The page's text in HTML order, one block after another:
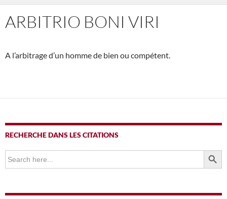
ARBITRIO BONI VIRI
A l’arbitrage d’un homme de bien ou compétent.
RECHERCHE DANS LES CITATIONS
Search
for:
SEARCH